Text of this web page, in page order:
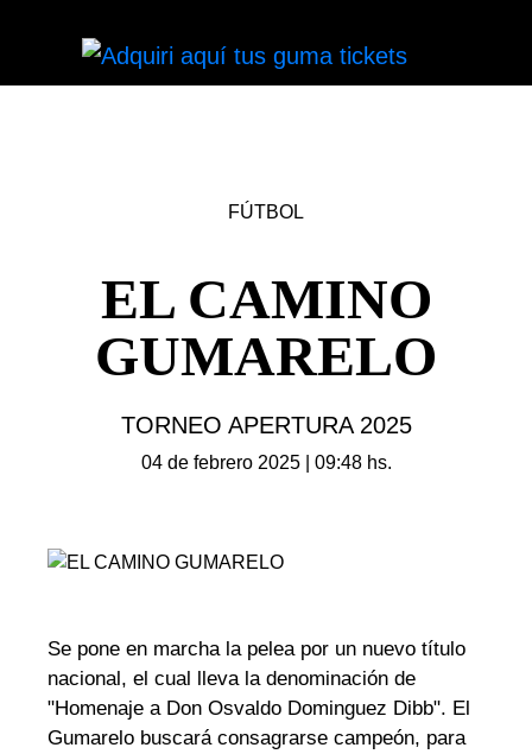
FÚTBOL
EL CAMINO
GUMARELO
TORNEO APERTURA 2025
04 de febrero 2025 | 09:48 hs.
Se pone en marcha la pelea por un nuevo título
nacional, el cual lleva la denominación de
"Homenaje a Don Osvaldo Dominguez Dibb". El
Gumarelo buscará consagrarse campeón, para